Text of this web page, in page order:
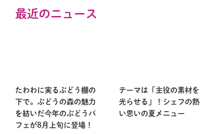
最近のニュース
たわわに実るぶどう棚の
下で。ぶどうの森の魅力
を紡いだ今年のぶどうパ
フェが8月上旬に登場！
テーマは「主役の素材を
光らせる」！シェフの熱
い思いの夏メニュー